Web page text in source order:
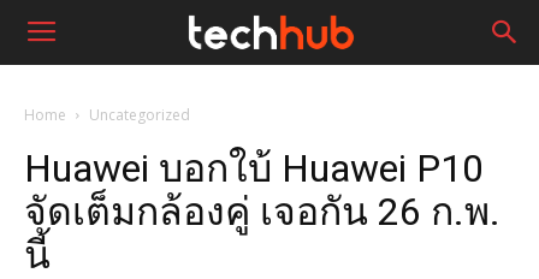
Home Uncategorized
Huawei บอกใบ้ Huawei P10
จัดเต็มกล้องคู่ เจอกัน 26 ก.พ.
นี้